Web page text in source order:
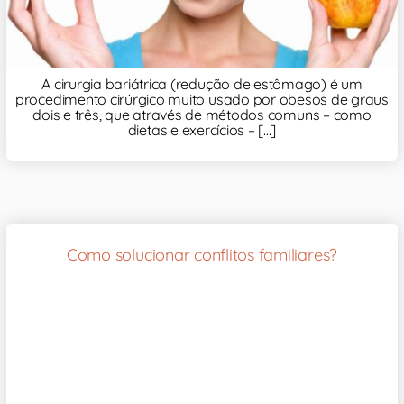
A cirurgia bariátrica (redução de estômago) é um
procedimento cirúrgico muito usado por obesos de graus
dois e três, que através de métodos comuns – como
dietas e exercícios – [...]
Como solucionar conflitos familiares?